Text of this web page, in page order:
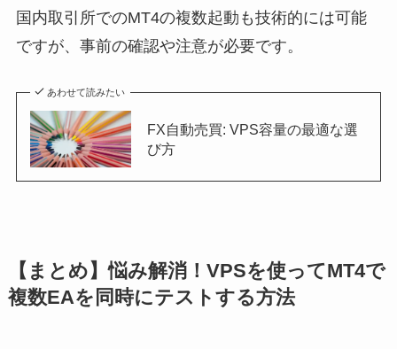
国内取引所でのMT4の複数起動も技術的には可能
ですが、事前の確認や注意が必要です。
あわせて読みたい
FX自動売買: VPS容量の最適な選
び方
【まとめ】悩み解消！VPSを使ってMT4で
複数EAを同時にテストする方法